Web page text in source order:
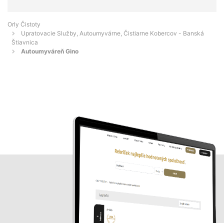
Orly Čistoty
Upratovacie Služby, Autoumyvárne, Čistiarne Kobercov - Banská
Štiavnica
Autoumyváreň Gino